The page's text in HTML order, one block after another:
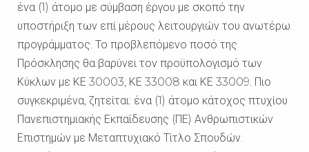
ένα (1) άτομο με σύμβαση έργου με σκοπό την
υποστήριξη των επί μέρους λειτουργιών του ανωτέρω
προγράμματος. Το προβλεπόμενο ποσό της
Πρόσκλησης θα βαρύνει τον προϋπολογισμό των
Κύκλων με ΚΕ 30003, ΚΕ 33008 και ΚΕ 33009. Πιο
συγκεκριμένα, ζητείται: ένα (1) άτομο κάτοχος πτυχίου
Πανεπιστημιακής Εκπαίδευσης (ΠΕ) Ανθρωπιστικών
Επιστημών με Μεταπτυχιακό Τίτλο Σπουδών.